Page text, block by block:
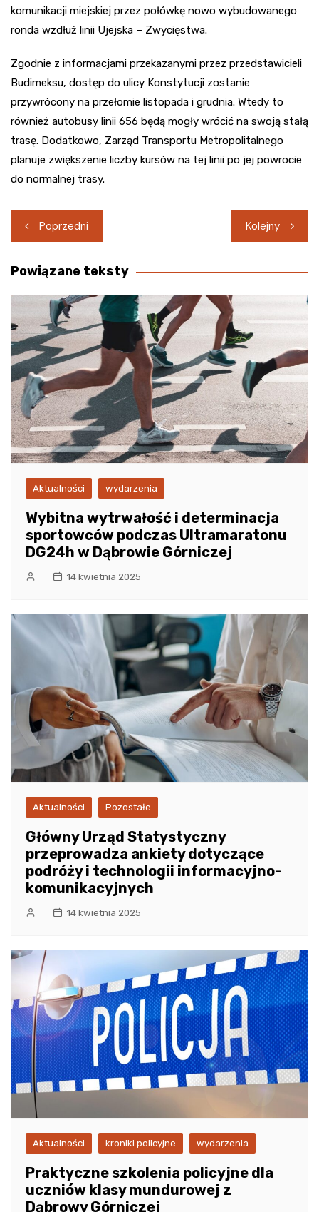
komunikacji miejskiej przez połówkę nowo wybudowanego
ronda wzdłuż linii Ujejska – Zwycięstwa.
Zgodnie z informacjami przekazanymi przez przedstawicieli
Budimeksu, dostęp do ulicy Konstytucji zostanie
przywrócony na przełomie listopada i grudnia. Wtedy to
również autobusy linii 656 będą mogły wrócić na swoją stałą
trasę. Dodatkowo, Zarząd Transportu Metropolitalnego
planuje zwiększenie liczby kursów na tej linii po jej powrocie
do normalnej trasy.
Nawigacja
wpisu
Poprzedni Kolejny
Powiązane teksty
Aktualności wydarzenia
Wybitna wytrwałość i determinacja
sportowców podczas Ultramaratonu
DG24h w Dąbrowie Górniczej
14 kwietnia 2025
Aktualności Pozostałe
Główny Urząd Statystyczny
przeprowadza ankiety dotyczące
podróży i technologii informacyjno-
komunikacyjnych
14 kwietnia 2025
Aktualności kroniki policyjne wydarzenia
Praktyczne szkolenia policyjne dla
uczniów klasy mundurowej z
Dąbrowy Górniczej